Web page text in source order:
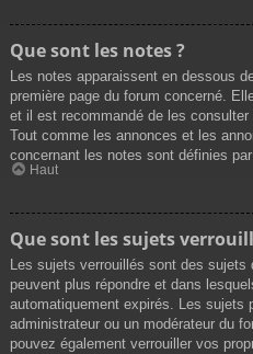
Que sont les notes ?
Les notes apparaissent en dessous
première page du forum concerné.
et il est recommandé de les
Tout comme les annonces et les
concernant les notes sont définies
Haut
Que sont les sujets
Les sujets verrouillés sont des
peuvent plus répondre et dans
automatiquement expirés. Les sujets
administrateur ou un modérateur du
pouvez également verrouiller vos